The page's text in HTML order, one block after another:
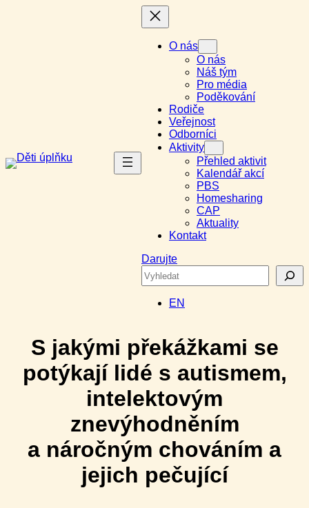
O nás
O nás
Náš tým
Pro média
Poděkování
Rodiče
Veřejnost
Odborníci
Aktivity
Přehled aktivit
Kalendář akcí
PBS
Homesharing
CAP
Aktuality
Kontakt
Darujte
Search
EN
S jakými překážkami se
potýk​ají lidé s autismem,
intelektovým
znevýhodněním
a náročným chováním ​a
jejich pečující